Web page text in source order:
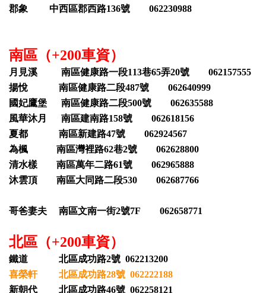
郡象 中西區郡西路136號 062230988
南區（+200車資）
月見溪 南區健康路一段113巷65弄20號 062157555
揚悅 南區健康路二段487號 062640999
國妃鷹堡 南區健康路二段500號 062635588
風華沐月 南區建南路158號 062618156
夏都 南區新建路47號 062924567
為楓 南區灣裡路62巷2號 062628800
清水樣 南區萬年二路61號 062965888
沐雲頂 南區大同路二段530 062687766
哥爸妻夫 南區文南一街2號7F 062658771
北區（+200車資）
鐵道 北區成功路2號 062213200
喜榮軒 北區成功路28號 062222188
新朝代 北區成功路46號 062258121